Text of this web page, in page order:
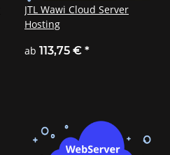
JTL Wawi Cloud Server
Hosting
ab 113,75 € *